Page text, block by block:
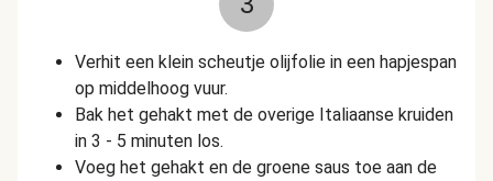
Verhit een klein scheutje olijfolie in een hapjespan
op middelhoog vuur.
Bak het gehakt met de overige Italiaanse kruiden
in 3 - 5 minuten los.
Voeg het gehakt en de groene saus toe aan de